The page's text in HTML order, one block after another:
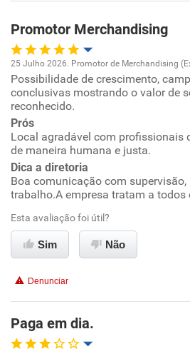
Promotor Merchandising
Oportunidade de promoção
Conciliação com a vida familiar
Benefícios
Recomenda esta empresa
Recomenda a diretoria
25 Julho 2026. Promotor de Merchandising
Possibilidade de crescimento,
conclusivas mostrando o valor de
reconhecido.
Prós
Local agradável com profissionais
de maneira humana e justa.
Dica a diretoria
Boa comunicação com supervisão,
trabalho.A empresa tratam a todos
Esta avaliação foi útil?
Sim Não
Denunciar
Paga em dia.